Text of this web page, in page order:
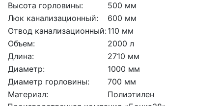
Высота горловины:
500 мм
Люк канализационный:
600 мм
Отвод канализационный:110 мм
Объем:
2000 л
Длина:
2710 мм
Диаметр:
1000 мм
Диаметр горловины:
700 мм
Материал:
Полиэтилен